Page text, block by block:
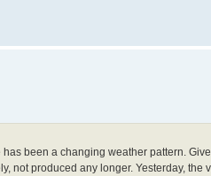
been a changing weather pattern.
not produced any longer. Yesterday, the